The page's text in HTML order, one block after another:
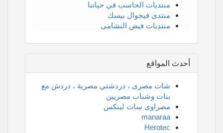
منتديات الحاسب في حياتنا
منتدى فيجوال بيسك
منتديات فيض النشامى
أحدث المواقع
شات مصرى ، دردشتي مصرية ، دردش مع
بنات وشباب مصريين
مصراوى سات لينكس
manaraa
Herotec